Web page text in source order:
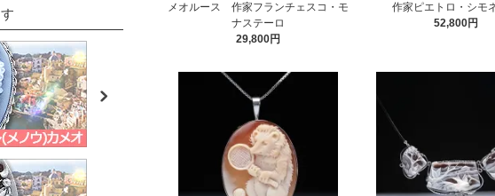
メオルース 作家フランチェスコ・モ
ナステーロ
29,800円
作家ピエトロ・シモ
52,800円